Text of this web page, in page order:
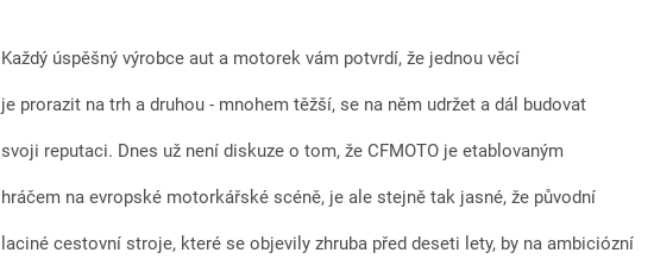
Každý úspěšný výrobce aut a motorek vám potvrdí, že jednou věcí
je prorazit na trh a druhou - mnohem těžší, se na něm udržet a dál budovat
svoji reputaci. Dnes už není diskuze o tom, že CFMOTO je etablovaným
hráčem na evropské motorkářské scéně, je ale stejně tak jasné, že původní
laciné cestovní stroje, které se objevily zhruba před deseti lety, by na ambiciózní